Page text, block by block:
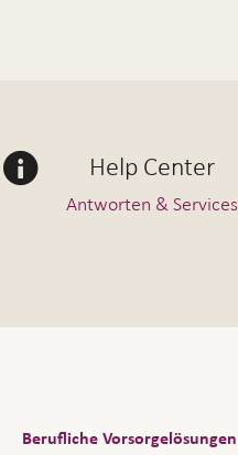
Help Center
Antworten & Services
Berufliche Vorsorgelösungen